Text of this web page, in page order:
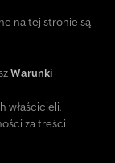
na tej stronie są
Warunki
właścicieli.
za treści